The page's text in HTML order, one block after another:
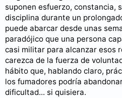
suponen esfuerzo, constancia,
disciplina durante un
puede abarcar desde unas
paradójico que una persona
casi militar para alcanzar esos
carezca de la fuerza de
hábito que, hablando claro,
los fumadores podría
dificultad... si quisiera.